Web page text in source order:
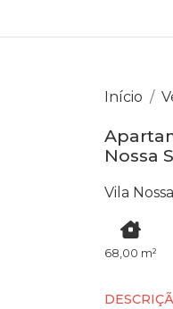
Início
Nossa
Vila
68,00 m²